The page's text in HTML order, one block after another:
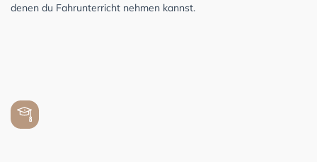
denen du Fahrunterricht nehmen kannst.